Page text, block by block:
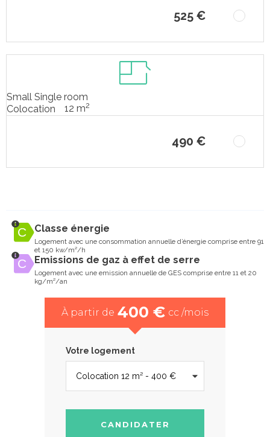
525 €
Small Single room
Colocation
12 m2
490 €
Classe énergie
Logement avec une consommation annuelle d’énergie comprise entre 91
et 150 kw/m²/h
Emissions de gaz à effet de serre
Logement avec une emission annuelle de GES comprise entre 11 et 20
kg/m²/an
À partir de 400 € cc /mois
Votre logement
CANDIDATER